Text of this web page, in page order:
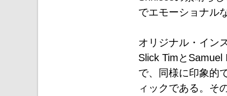
でエモーショナル
オリジナル・イン
Slick Timと
で、同様に印象的
ィックである。そ